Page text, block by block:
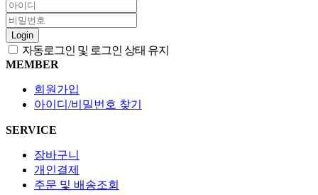
Login
자동로그인 및 로그인 상태 유지
MEMBER
회원가입
아이디/비밀번호 찾기
SERVICE
장바구니
개인결제
주문 및 배송조회